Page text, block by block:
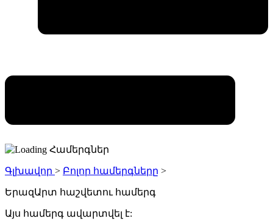
Գլխավոր > Բոլոր համերգները >
ԵրազԱրտ հաշվետու համերգ
Այս համերգ ավարտվել է: